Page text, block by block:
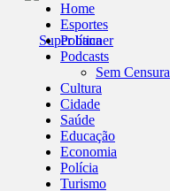
Home
Esportes
Política
Podcasts
Sem Censura
Cultura
Cidade
Saúde
Educação
Economia
Polícia
Turismo